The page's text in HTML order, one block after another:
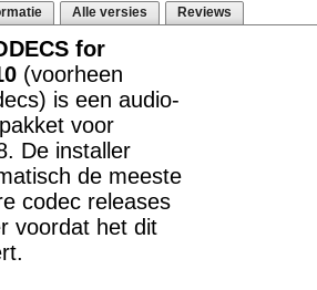
Alle versies Reviews
for
(voorheen
is een audio-
voor
De installer
de meeste
codec releases
voordat het dit